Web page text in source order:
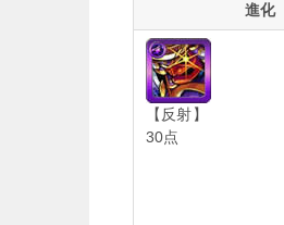
進化
【反射】
30点